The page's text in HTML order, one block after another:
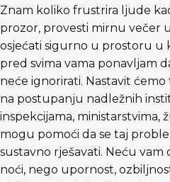
Znam koliko frustrira ljude
prozor, provesti mirnu večer
osjećati sigurno u prostoru u
pred svima vama ponavljam
neće ignorirati. Nastavit
na postupanju nadležnih
inspekcijama, ministarstvima,
mogu pomoći da se taj
sustavno rješavati. Neću
noći, nego upornost,